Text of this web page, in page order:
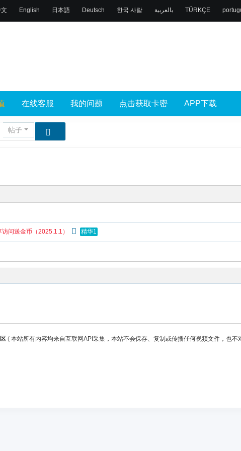
English 日本語 Deutsch 한국 사람 بالعربية TÜRKÇE
在线客服 我的问题 点击获取卡密 APP下载
帖子
问送金币（2025.1.1） 精华1
( 本站所有内容均来自互联网API采集，本站不会保存、复制或传播任何视频文件，也